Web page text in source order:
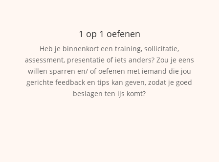
1 op 1 oefenen
Heb je binnenkort een training, sollicitatie,
assessment, presentatie of iets anders? Zou je eens
willen sparren en/ of oefenen met iemand die jou
gerichte feedback en tips kan geven, zodat je goed
beslagen ten ijs komt?